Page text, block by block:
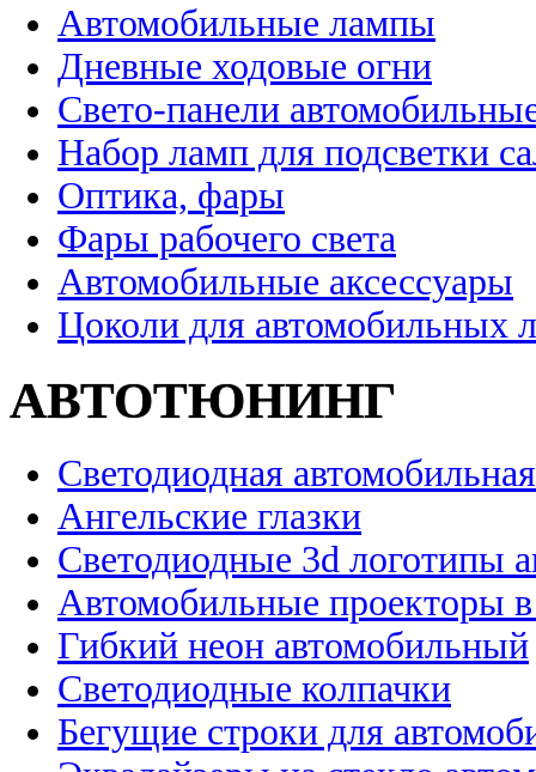
Автомобильные лампы
Дневные ходовые огни
Свето-панели
Набор ламп для подсветки
Оптика, фары
Фары рабочего света
Автомобильные аксессуары
Цоколи для автомобильных
АВТОТЮНИНГ
Светодиодная
Ангельские глазки
Светодиодные 3d логотипы
Автомобильные проекторы
Гибкий неон автомобильный
Светодиодные колпачки
Бегущие строки для